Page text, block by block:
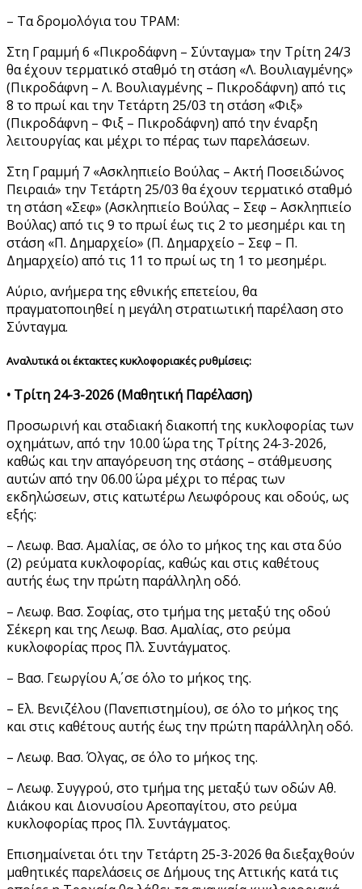
– Τα δρομολόγια του ΤΡΑΜ:
Στη Γραμμή 6 «Πικροδάφνη – Σύνταγμα» την Τρίτη 24/3
θα έχουν τερματικό σταθμό τη στάση «Λ. Βουλιαγμένης»
(Πικροδάφνη – Λ. Βουλιαγμένης – Πικροδάφνη) από τις
8 το πρωί και την Τετάρτη 25/03 τη στάση «Φιξ»
(Πικροδάφνη – Φιξ – Πικροδάφνη) από την έναρξη
λειτουργίας και μέχρι το πέρας των παρελάσεων.
Στη Γραμμή 7 «Ασκληπιείο Βούλας – Ακτή Ποσειδώνος
Πειραιά» την Τετάρτη 25/03 θα έχουν τερματικό σταθμό
τη στάση «Σεφ» (Ασκληπιείο Βούλας – Σεφ – Ασκληπιείο
Βούλας) από τις 9 το πρωί έως τις 2 το μεσημέρι και τη
στάση «Π. Δημαρχείο» (Π. Δημαρχείο – Σεφ – Π.
Δημαρχείο) από τις 11 το πρωί ως τη 1 το μεσημέρι.
Αύριο, ανήμερα της εθνικής επετείου, θα
πραγματοποιηθεί η μεγάλη στρατιωτική παρέλαση στο
Σύνταγμα.
Αναλυτικά οι έκτακτες κυκλοφοριακές ρυθμίσεις:
• Τρίτη 24-3-2026 (Μαθητική Παρέλαση)
Προσωρινή και σταδιακή διακοπή της κυκλοφορίας των
οχημάτων, από την 10.00΄ ώρα της Τρίτης 24-3-2026,
καθώς και την απαγόρευση της στάσης – στάθμευσης
αυτών από την 06.00΄ ώρα μέχρι το πέρας των
εκδηλώσεων, στις κατωτέρω Λεωφόρους και οδούς, ως
εξής:
– Λεωφ. Βασ. Αμαλίας, σε όλο το μήκος της και στα δύο
(2) ρεύματα κυκλοφορίας, καθώς και στις καθέτους
αυτής έως την πρώτη παράλληλη οδό.
– Λεωφ. Βασ. Σοφίας, στο τμήμα της μεταξύ της οδού
Σέκερη και της Λεωφ. Βασ. Αμαλίας, στο ρεύμα
κυκλοφορίας προς Πλ. Συντάγματος.
– Βασ. Γεωργίου Α΄, σε όλο το μήκος της.
– Ελ. Βενιζέλου (Πανεπιστημίου), σε όλο το μήκος της
και στις καθέτους αυτής έως την πρώτη παράλληλη οδό.
– Λεωφ. Βασ. Όλγας, σε όλο το μήκος της.
– Λεωφ. Συγγρού, στο τμήμα της μεταξύ των οδών Αθ.
Διάκου και Διονυσίου Αρεοπαγίτου, στο ρεύμα
κυκλοφορίας προς Πλ. Συντάγματος.
Επισημαίνεται ότι την Τετάρτη 25-3-2026 θα διεξαχθούν
μαθητικές παρελάσεις σε Δήμους της Αττικής κατά τις